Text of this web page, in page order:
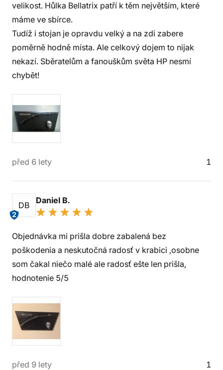
velikost. Hůlka Bellatrix patří k těm největším, které
máme ve sbírce.
Tudíž i stojan je opravdu velký a na zdi zabere
poměrně hodně místa. Ale celkový dojem to nijak
nekazí. Sběratelům a fanouškům světa HP nesmí
chybět!
před 6 lety 1
DB
2
Daniel B.
Objednávka mi prišla dobre zabalená bez
poškodenia a neskutočná radosť v krabici ,osobne
som čakal niečo malé ale radosť ešte len prišla,
hodnotenie 5/5
před 9 lety 1